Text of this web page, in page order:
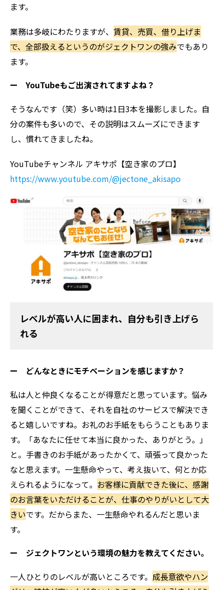
ます。
業務は多岐にわたりますが、 賃貸、売買、借り上げま
で、全部扱えるというのがジェクトワンの強みでもあり
ます。
ー YouTubeもご出演されてますよね？
そうなんです（笑）多い時は1日3本を撮影しました。自
分の案件も多いので、その説明はスムーズにできます
し、慣れてきましたね。
YouTubeチャンネル アキサポ【空き家のプロ】
https://www.youtube.com/@jectone_akisapo
レベルが高い人に囲まれ、自分も引き上げら
れる
ー どんなときにモチベーションを感じますか？
私は人と仲良くなることが得意だと思っています。悩み
を聞くことができて、それを自社のサービスで解決でき
ると嬉しいですね。お礼のお手紙をもらうこともありま
す。「あなたに任せて本当に良かった、ありがとう。」
と。手書きのお手紙があったかくて、頑張って良かった
なと思えます。一生懸命やって、考え抜いて、何とか応
えられるようになって。 お客様に貢献できた後に、感謝
のお言葉をいただけることが、仕事のやりがいとして大
きいです。だからまた、一生懸命やれるんだと思いま
す。
ー ジェクトワンという環境の魅力を教えてください。
一人ひとりのレベルが高いところです。 成長意欲やハン